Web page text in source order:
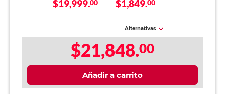
One OmniStudio 24
Intel Core 5 8GB
$19,999.00
Descargable para 1
Usuario 1 Año
$1,849.00
Alternativas
$21,848.00
Añadir a carrito